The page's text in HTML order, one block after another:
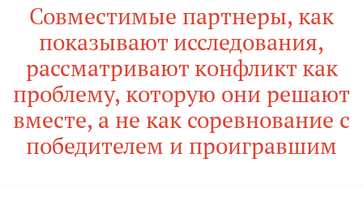
Совместимые партнеры, как
показывают исследования,
рассматривают конфликт как
проблему, которую они решают
вместе, а не как соревнование с
победителем и проигравшим